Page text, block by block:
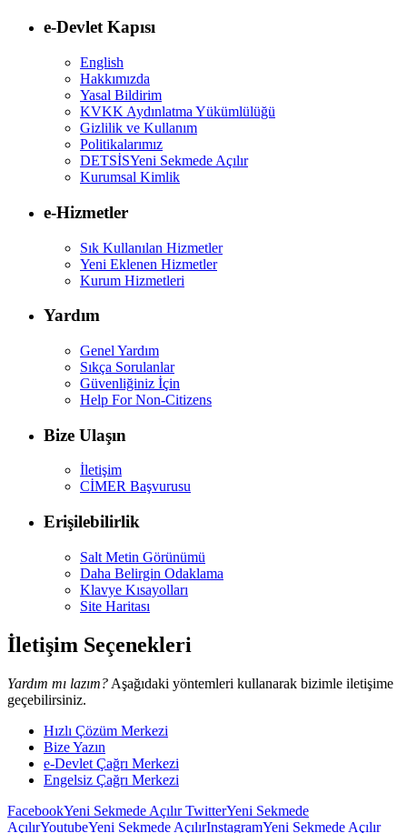
e-Devlet Kapısı
English
Hakkımızda
Yasal Bildirim
KVKK Aydınlatma Yükümlülüğü
Gizlilik ve Kullanım
Politikalarımız
DETSİSYeni Sekmede Açılır
Kurumsal Kimlik
e-Hizmetler
Sık Kullanılan Hizmetler
Yeni Eklenen Hizmetler
Kurum Hizmetleri
Yardım
Genel Yardım
Sıkça Sorulanlar
Güvenliğiniz İçin
Help For Non-Citizens
Bize Ulaşın
İletişim
CİMER Başvurusu
Erişilebilirlik
Salt Metin Görünümü
Daha Belirgin Odaklama
Klavye Kısayolları
Site Haritası
İletişim Seçenekleri
Yardım mı lazım? Aşağıdaki yöntemleri kullanarak bizimle iletişime
geçebilirsiniz.
Hızlı Çözüm Merkezi
Bize Yazın
e-Devlet Çağrı Merkezi
Engelsiz Çağrı Merkezi
FacebookYeni Sekmede AçılırTwitterYeni Sekmede
AçılırYoutubeYeni Sekmede AçılırInstagramYeni Sekmede Açılır